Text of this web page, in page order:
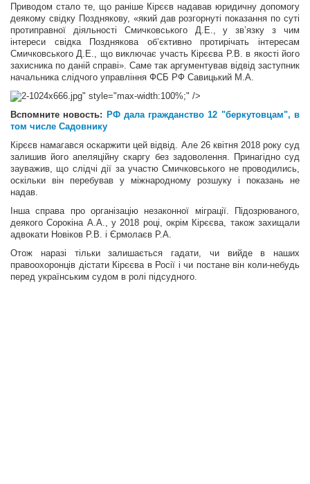
Приводом стало те, що раніше Кірєєв надавав юридичну допомогу
деякому свідку Позднякову, «який дав розгорнуті показання по суті
протиправної діяльності Смичковського Д.Е., у зв’язку з чим
інтереси свідка Позднякова об’єктивно протирічать інтересам
Смичковського Д.Е., що виключає участь Кірєєва Р.В. в якості його
захисника по даній справі». Саме так аргументував відвід заступник
начальника слідчого управління ФСБ РФ Савицький М.А.
2-1024x666.jpg" style="max-width:100%;" />
Вспомните новость: РФ дала гражданство 12 "беркутовцам", в
том числе Садовнику
Кірєєв намагався оскаржити цей відвід. Але 26 квітня 2018 року суд
залишив його апеляційну скаргу без задоволення. Принагідно суд
зауважив, що слідчі дії за участю Смичковського не проводились,
оскільки він перебував у міжнародному розшуку і показань не
надав.
Інша справа про організацію незаконної міграції. Підозрюваного,
деякого Сорокіна А.А., у 2018 році, окрім Кірєєва, також захищали
адвокати Новіков Р.В. і Єрмолаєв Р.А.
Отож наразі тільки залишається гадати, чи вийде в наших
правоохоронців дістати Кірєєва в Росії і чи постане він коли-небудь
перед українським судом в ролі підсудного.